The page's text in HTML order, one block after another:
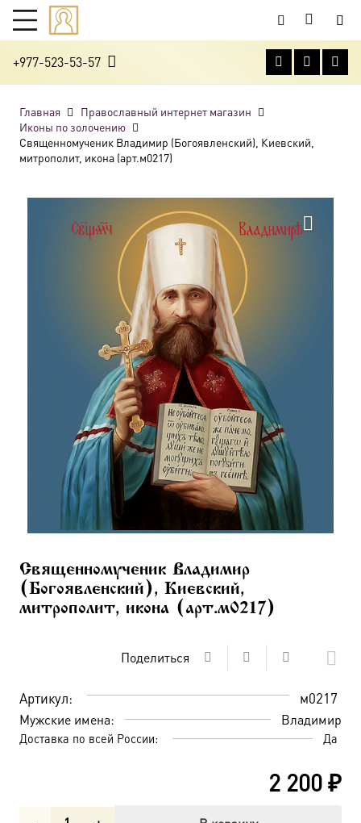
+977-523-53-57
Главная
Православный интернет магазин
Иконы по золочению
Священномученик Владимир (Богоявленский), Киевский,
митрополит, икона (арт.м0217)
Священномученик Владимир
(Богоявленский), Киевский,
митрополит, икона (арт.м0217)
Поделиться
Артикул: м0217
Мужские имена: Владимир
Доставка по всей России: Да
2 200₽